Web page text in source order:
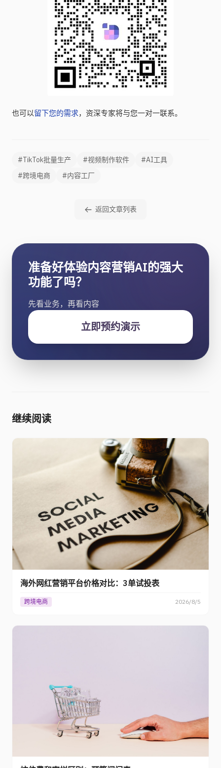
也可以留下您的需求，资深专家将与您一对一联系。
#TikTok批量生产 #视频制作软件
#AI工具
#跨境电商
#内容工厂
返回文章列表
准备好体验内容营销AI的强大
功能了吗？
先看业务，再看内容
立即预约演示
继续阅读
海外网红营销平台价格对比：3单试投表
跨境电商 2026/8/5